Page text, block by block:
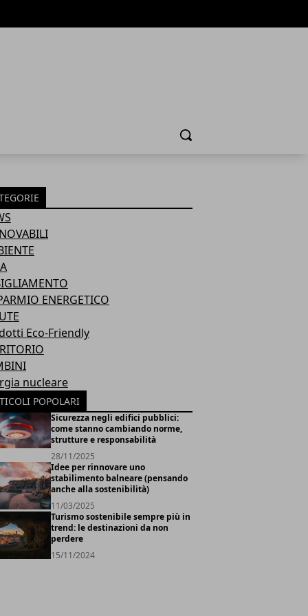
Cerca
ENERGETICO
Eco-Friendly
nucleare
POPOLARI
Sicurezza negli edifici pubblici:
come stanno cambiando norme,
strutture e responsabilità
28/11/2025
Idee per rinnovare uno
stabilimento balneare (pensando
anche alla sostenibilità)
11/03/2025
Turismo sostenibile sempre più in
trend: le destinazioni da non
perdere
15/11/2024